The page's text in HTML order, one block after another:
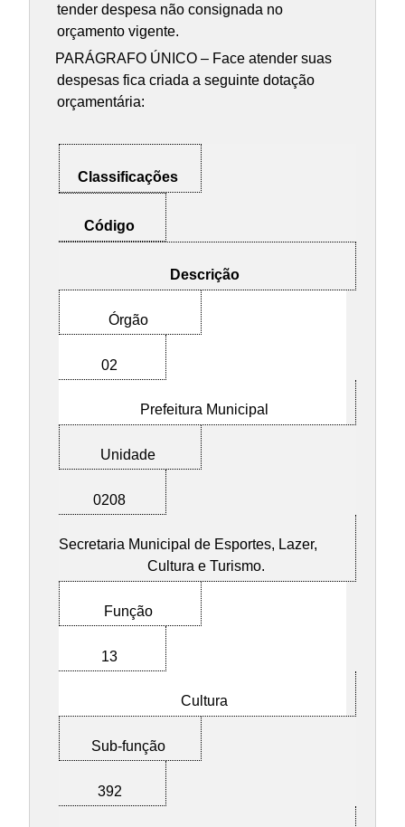
tender despesa não consignada no
orçamento vigente.
PARÁGRAFO ÚNICO – Face atender suas
despesas fica criada a seguinte dotação
orçamentária:
Classificações
Código
Descrição
Órgão
02
Prefeitura Municipal
Unidade
0208
Secretaria Municipal de Esportes, Lazer,
Cultura e Turismo.
Função
13
Cultura
Sub-função
392